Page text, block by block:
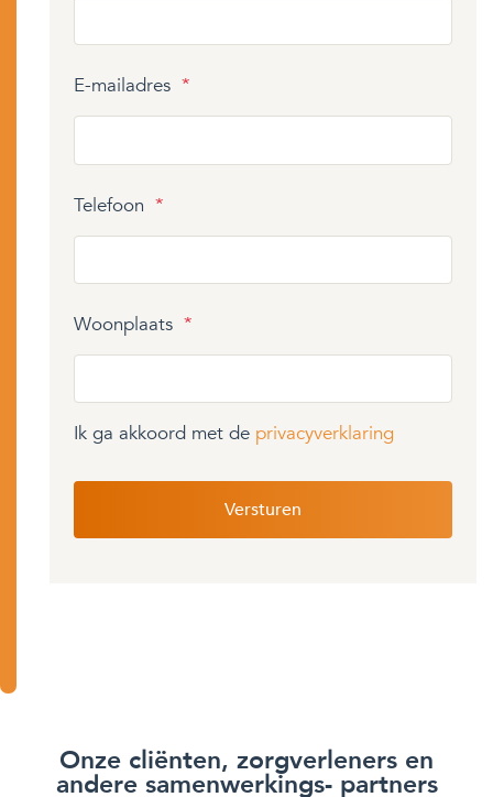
E-mailadres *
Telefoon *
Woonplaats *
Ik ga akkoord met de privacyverklaring
Onze cliënten, zorgverleners en
andere samenwerkings- partners